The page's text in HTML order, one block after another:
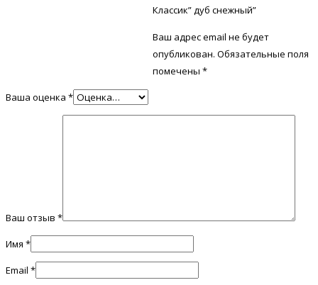
Классик” дуб снежный”
Ваш адрес email не будет
опубликован. Обязательные поля
помечены*
Ваша оценка *
Ваш отзыв *
Имя *
Email *